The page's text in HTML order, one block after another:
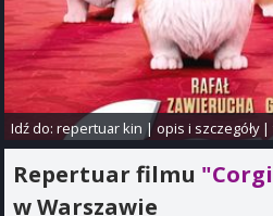
Idź do:repertuar kin |opis i szczegóły|
Repertuar filmu
w Warszawie